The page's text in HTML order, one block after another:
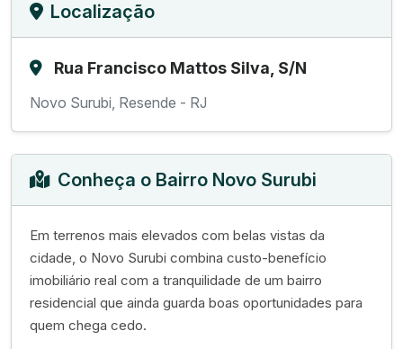
Localização
Rua Francisco Mattos Silva, S/N
Novo Surubi, Resende - RJ
Conheça o Bairro Novo Surubi
Em terrenos mais elevados com belas vistas da
cidade, o Novo Surubi combina custo-benefício
imobiliário real com a tranquilidade de um bairro
residencial que ainda guarda boas oportunidades para
quem chega cedo.